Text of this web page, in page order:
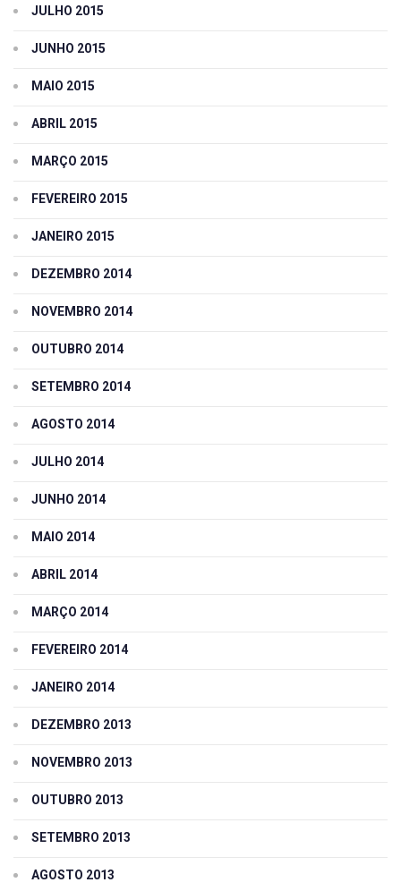
JULHO 2015
JUNHO 2015
MAIO 2015
ABRIL 2015
MARÇO 2015
FEVEREIRO 2015
JANEIRO 2015
DEZEMBRO 2014
NOVEMBRO 2014
OUTUBRO 2014
SETEMBRO 2014
AGOSTO 2014
JULHO 2014
JUNHO 2014
MAIO 2014
ABRIL 2014
MARÇO 2014
FEVEREIRO 2014
JANEIRO 2014
DEZEMBRO 2013
NOVEMBRO 2013
OUTUBRO 2013
SETEMBRO 2013
AGOSTO 2013